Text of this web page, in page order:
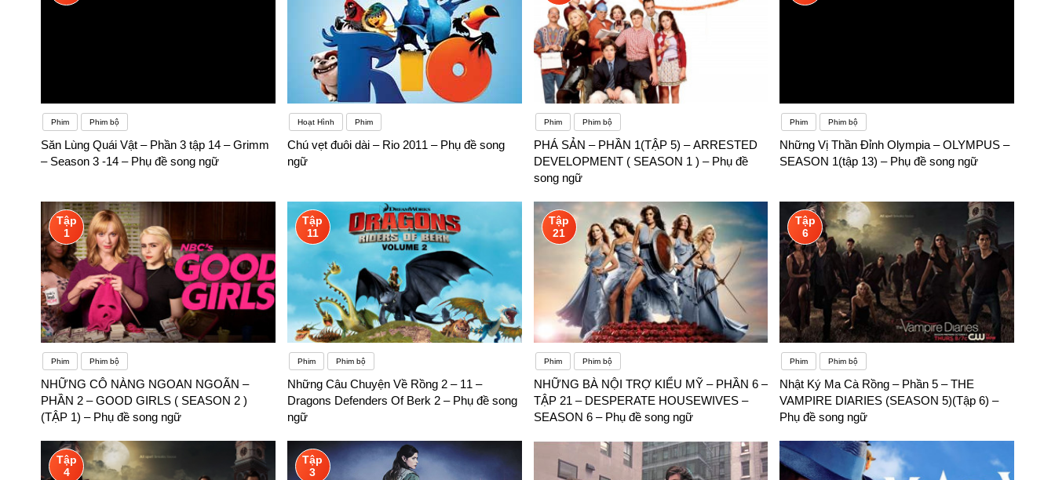
Phim Phim bộ
Săn Lùng Quái Vật – Phần 3 tập 14 – Grimm
– Season 3 -14 – Phụ đề song ngữ
Hoạt Hình Phim
Chú vẹt đuôi dài – Rio 2011 – Phụ đề song
ngữ
Phim Phim bộ
PHÁ SẢN – PHẦN 1(TẬP 5) – ARRESTED
DEVELOPMENT ( SEASON 1 ) – Phụ đề
song ngữ
Phim Phim bộ
Những Vị Thần Đỉnh Olympia – OLYMPUS –
SEASON 1(tập 13) – Phụ đề song ngữ
Tập
1
Phim Phim bộ
NHỮNG CÔ NÀNG NGOAN NGOÃN –
PHẦN 2 – GOOD GIRLS ( SEASON 2 )
(TẬP 1) – Phụ đề song ngữ
Tập
11
Phim Phim bộ
Những Câu Chuyện Về Rồng 2 – 11 –
Dragons Defenders Of Berk 2 – Phụ đề song
ngữ
Tập
21
Phim Phim bộ
NHỮNG BÀ NỘI TRỢ KIỂU MỸ – PHẦN 6 –
TẬP 21 – DESPERATE HOUSEWIVES –
SEASON 6 – Phụ đề song ngữ
Tập
6
Phim Phim bộ
Nhật Ký Ma Cà Rồng – Phần 5 – THE
VAMPIRE DIARIES (SEASON 5)(Tập 6) –
Phụ đề song ngữ
Tập
4
Tập
3